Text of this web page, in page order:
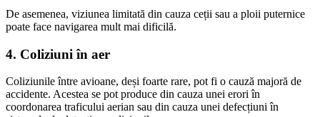
De asemenea, viziunea limitată din cauza ceții sau a ploii puternice
poate face navigarea mult mai dificilă.
4. Coliziuni în aer
Coliziunile între avioane, deși foarte rare, pot fi o cauză majoră de
accidente. Acestea se pot produce din cauza unei erori în
coordonarea traficului aerian sau din cauza unei defecțiuni în